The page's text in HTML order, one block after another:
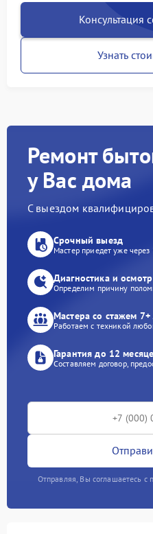
Консультация
Узнать
Ремонт
у Вас дома
С выездом
Срочный выезд
Мастер приедет уже
Диагностика и
Определим причину
Мастера со стажем 7+
Работаем с техникой
Гарантия до 12
Составляем договор,
Отправляя, Вы соглашаетесь